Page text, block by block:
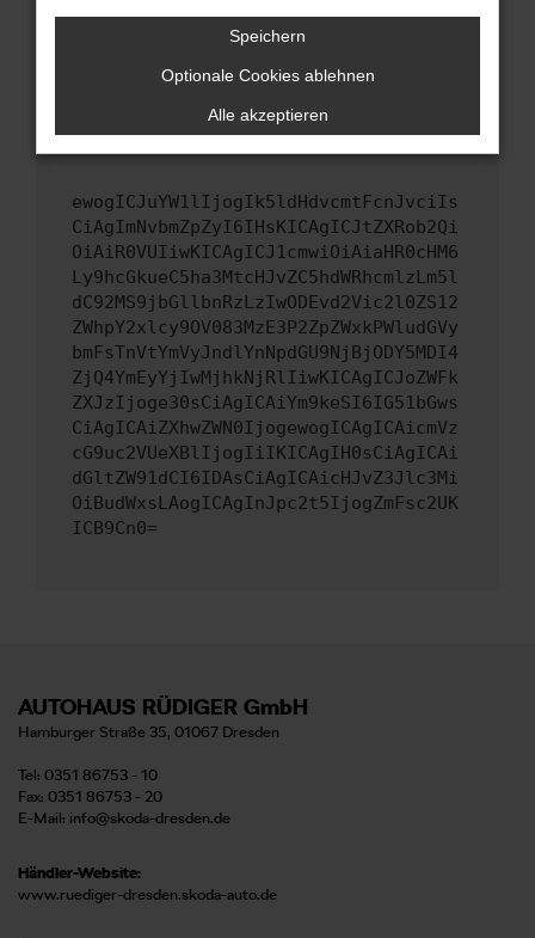
Wende dich an den Webseitenbetreiber.
Wenn du alle oben genannten Schritte versucht
hast, kontaktiere uns bitte. Wir werden
versuchen, das Problem zu beheben. Du kannst
uns diesen Text schicken, um uns bei der
ewogICJuYW1lIjogIk5ldHdvcmtFcnJvciIs
CiAgImNvbmZpZyI6IHsKICAgICJtZXRob2Qi
OiAiR0VUIiwKICAgICJ1cmwiOiAiaHR0cHM6
Ly9hcGkueC5ha3MtcHJvZC5hdWRhcmlzLm5l
dC92MS9jbGllbnRzLzIwODEvd2Vic2l0ZS12
ZWhpY2xlcy9OV083MzE3P2ZpZWxkPWludGVy
bmFsTnVtYmVyJndlYnNpdGU9NjBjODY5MDI4
ZjQ4YmEyYjIwMjhkNjRlIiwKICAgICJoZWFk
ZXJzIjoge30sCiAgICAiYm9keSI6IG51bGws
CiAgICAiZXhwZWN0IjogewogICAgICAicmVz
cG9uc2VUeXBlIjogIiIKICAgIH0sCiAgICAi
dGltZW91dCI6IDAsCiAgICAicHJvZ3Jlc3Mi
OiBudWxsLAogICAgInJpc2t5IjogZmFsc2UK
ICB9Cn0=
AUTOHAUS RÜDIGER GmbH
Hamburger Straße 35, 01067 Dresden
Tel: 0351 86753 - 10
Fax: 0351 86753 - 20
E-Mail: info@skoda-dresden.de
Händler-Website:
www.ruediger-dresden.skoda-auto.de
Speichern
Optionale Cookies ablehnen
Alle akzeptieren